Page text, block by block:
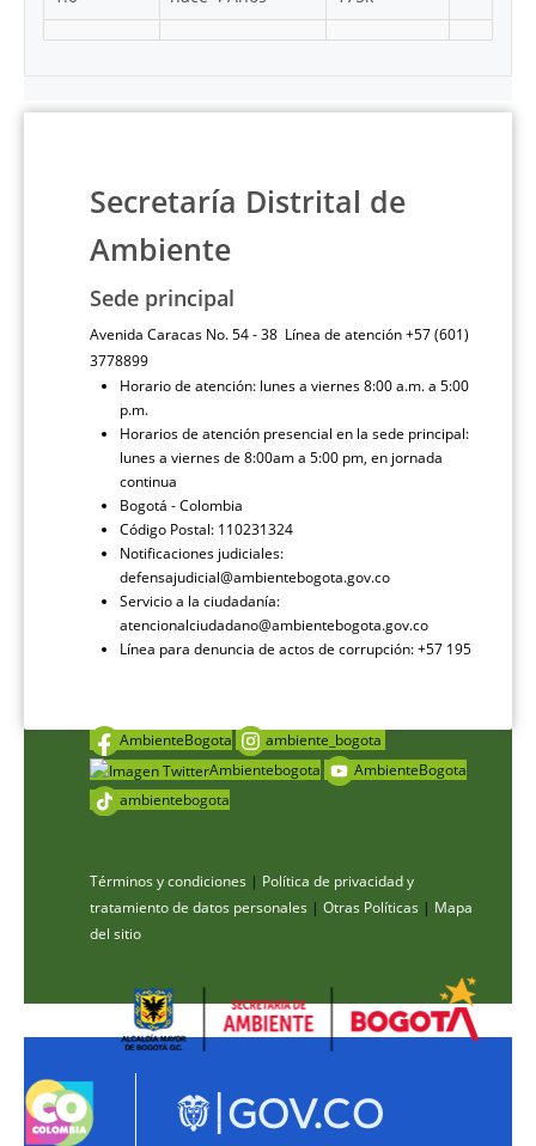
Secretaría Distrital de
Ambiente
Sede principal
Avenida Caracas No. 54 - 38 Línea de atención +57 (601)
3778899
Horario de atención: lunes a viernes 8:00 a.m. a 5:00
p.m.
Horarios de atención presencial en la sede principal:
lunes a viernes de 8:00am a 5:00 pm, en jornada
continua
Bogotá - Colombia
Código Postal: 110231324
Notificaciones judiciales:
defensajudicial@ambientebogota.gov.co
Servicio a la ciudadanía:
atencionalciudadano@ambientebogota.gov.co
Línea para denuncia de actos de corrupción: +57 195
AmbienteBogota
ambiente_bogota
Ambientebogota
AmbienteBogota
ambientebogota
Términos y condiciones | Política de privacidad y
tratamiento de datos personales | Otras Políticas | Mapa
del sitio